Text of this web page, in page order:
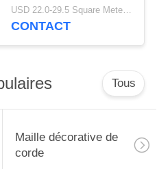
de Colth de tissu de
maille
USD 22.0-29.5 Square Meters MOQ:50 mètres carrés
CONTACT
Tous
Maille décorative de
corde